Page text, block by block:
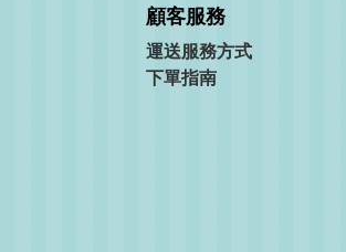
顧客服務
運送服務方式
下單指南